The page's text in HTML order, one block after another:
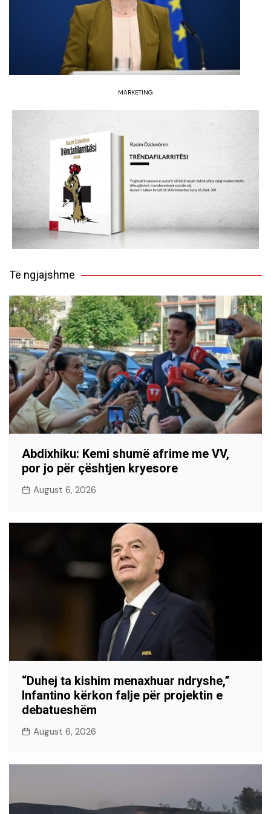
MARKETING
Të ngjajshme
Abdixhiku: Kemi shumë afrime me VV,
por jo për çështjen kryesore
August 6, 2026
“Duhej ta kishim menaxhuar ndryshe,”
Infantino kërkon falje për projektin e
debatueshëm
August 6, 2026